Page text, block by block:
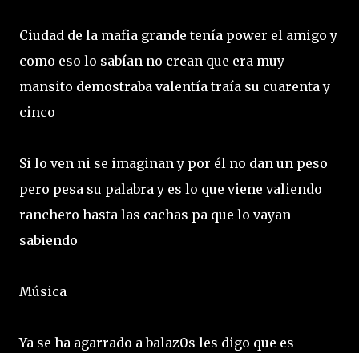
Ciudad de la mafia grande tenía power el amigo y
como eso lo sabían no crean que era muy
mansito demostraba valentía traía su cuarenta y
cinco
Si lo ven ni se imaginan y por él no dan un peso
pero pesa su palabra y es lo que viene valiendo
ranchero hasta las cachas pa que lo vayan
sabiendo
Música
Ya se ha agarrado a balaz0s les digo que es